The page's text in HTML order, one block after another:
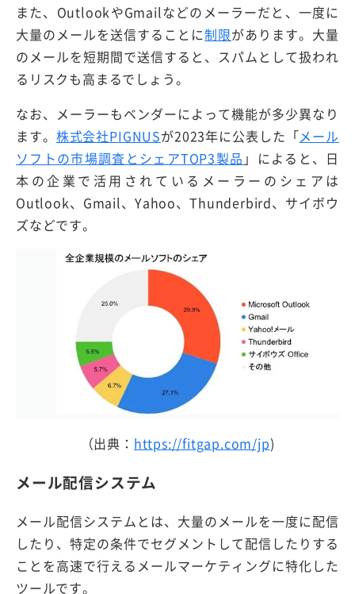
また、OutlookやGmailなどのメーラーだと、一度に
大量のメールを送信することに制限があります。大量
のメールを短期間で送信すると、スパムとして扱われ
るリスクも高まるでしょう。
なお、メーラーもベンダーによって機能が多少異なり
ます。 株式会社PIGNUSが2023年に公表した「メール
ソフトの市場調査とシェアTOP3製品 」によると、日
本の企業で活用されているメーラーのシェアは
Outlook、Gmail、Yahoo、Thunderbird、サイボウ
ズなどです。
（出典： https://fitgap.com/jp)
メール配信システム
メール配信システムとは、大量のメールを一度に配信
したり、特定の条件でセグメントして配信したりする
ことを高速で行えるメールマーケティングに特化した
ツールです。